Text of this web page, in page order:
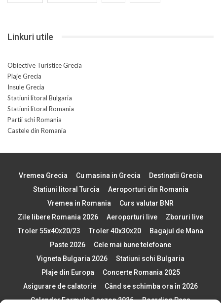
Linkuri utile
Obiective Turistice Grecia
Plaje Grecia
Insule Grecia
Statiuni litoral Bulgaria
Statiuni litoral Romania
Partii schi Romania
Castele din Romania
Vremea Grecia Cu masina in Grecia
Destinatii Grecia
Statiuni litoral Turcia
Aeroporturi din Romania
Vremea in Romania
Curs valutar BNR
Zile libere Romania 2026
Aeroporturi live
Zboruri live
Troler 55x40x20/23
Troler 40x30x20
Bagajul de Mana
Paste 2026
Cele mai bune telefoane
Vigneta Bulgaria 2026
Statiuni schi Bulgaria
Plaje din Europa
Concerte Romania 2025
Asigurare de calatorie
Când se schimba ora în 2026
Calendar Formula 1 sezon 2026
Boarding Pass